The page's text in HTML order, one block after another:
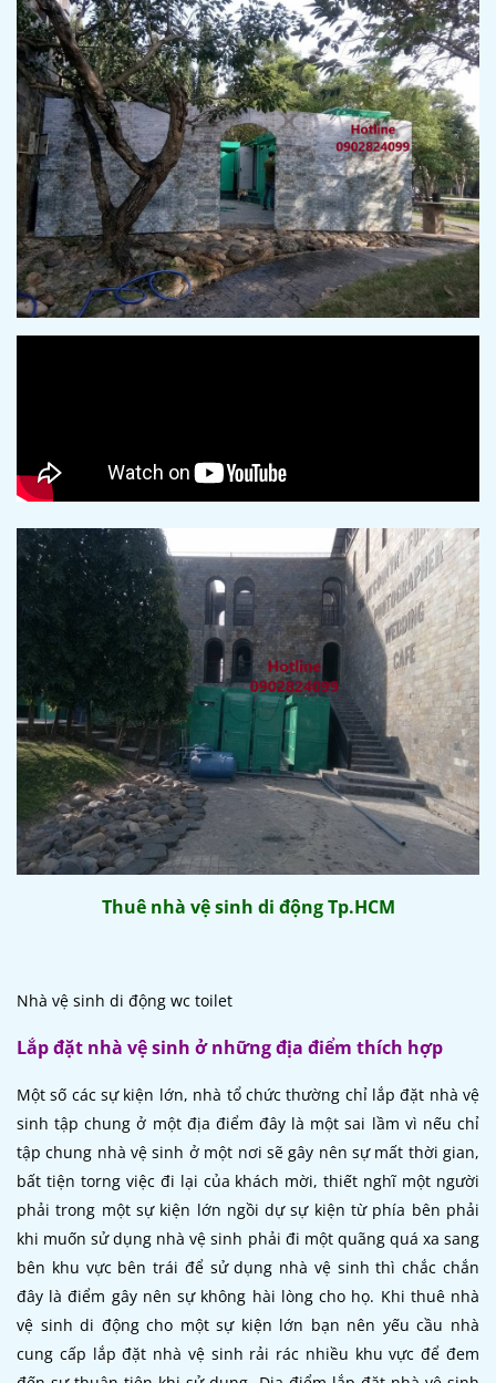
Thuê nhà vệ sinh di động Tp.HCM
Nhà vệ sinh di động wc toilet
Lắp đặt nhà vệ sinh ở những địa điểm thích hợp
Một số các sự kiện lớn, nhà tổ chức thường chỉ lắp đặt nhà vệ
sinh tập chung ở một địa điểm đây là một sai lầm vì nếu chỉ
tập chung nhà vệ sinh ở một nơi sẽ gây nên sự mất thời gian,
bất tiện torng việc đi lại của khách mời, thiết nghĩ một người
phải trong một sự kiện lớn ngồi dự sự kiện từ phía bên phải
khi muốn sử dụng nhà vệ sinh phải đi một quãng quá xa sang
bên khu vực bên trái để sử dụng nhà vệ sinh thì chắc chắn
đây là điểm gây nên sự không hài lòng cho họ. Khi thuê nhà
vệ sinh di động cho một sự kiện lớn bạn nên yếu cầu nhà
cung cấp lắp đặt nhà vệ sinh rải rác nhiều khu vực để đem